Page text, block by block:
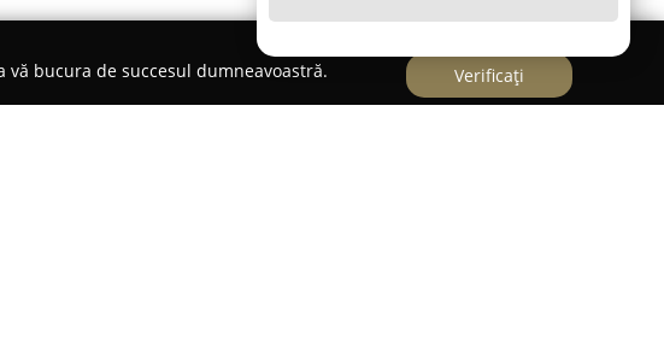
bucura de succesul dumneavoastră.
Verificați